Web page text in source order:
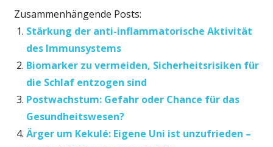
Zusammenhängende Posts:
Stärkung der anti-inflammatorische Aktivität
des Immunsystems
Biomarker zu vermeiden, Sicherheitsrisiken für
die Schlaf entzogen sind
Postwachstum: Gefahr oder Chance für das
Gesundheitswesen?
Ärger um Kekulé: Eigene Uni ist unzufrieden –